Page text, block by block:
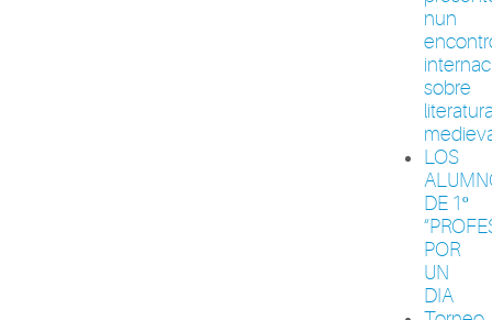
nun
sobre
LOS
DE 1º
POR
UN
DIA